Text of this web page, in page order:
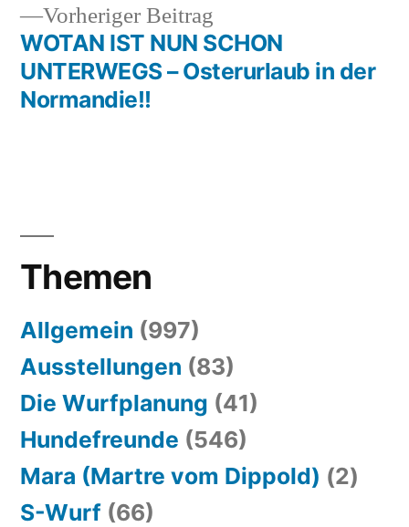
Vorheriger Beitrag
Beitrag:
WOTAN IST NUN SCHON
UNTERWEGS – Osterurlaub in der
Normandie!!
Themen
Allgemein (997)
Ausstellungen (83)
Die Wurfplanung (41)
Hundefreunde (546)
Mara (Martre vom Dippold) (2)
S-Wurf (66)